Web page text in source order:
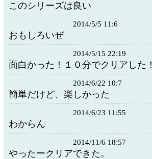
このシリーズは良い
2014/5/5 11:6
おもしろいぜ
2014/5/15 22:19
面白かった！１０分でクリアした！
2014/6/22 10:7
簡単だけど、楽しかった
2014/6/23 11:55
わからん
2014/11/6 18:57
やったークリアできた。